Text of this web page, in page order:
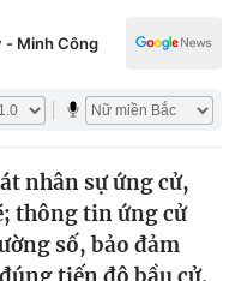
- Minh Công
nhân sự ứng cử,
thông tin ứng cử
số, bảo đảm